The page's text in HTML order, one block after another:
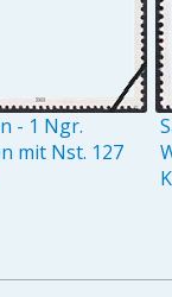
- 1 Ngr.
mit Nst. 127